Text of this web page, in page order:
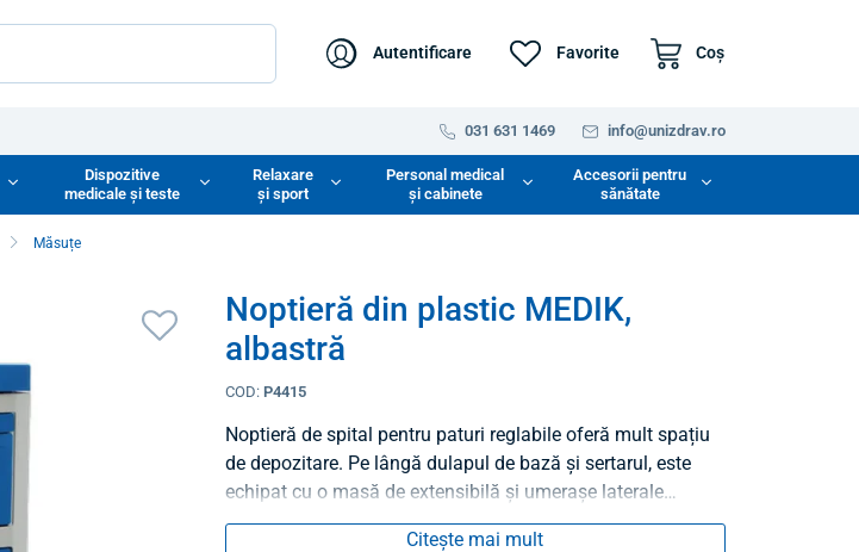
Autentificare Favorite Coş
031 631 1469 info@unizdrav.ro
Dispozitive
medicale și teste
Relaxare
și sport
Personal medical
și cabinete
Accesorii pentru
sănătate
Măsuțe
Noptieră din plastic MEDIK,
albastră
COD: P4415
Noptieră de spital pentru paturi reglabile oferă mult spațiu
de depozitare. Pe lângă dulapul de bază și sertarul, este
echipat cu o masă de extensibilă și umerașe laterale
practice.
Citește mai mult